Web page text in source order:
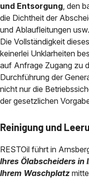
und Entsorgung, den
die Dichtheit der
und Ablaufleitungen
Die Vollständigkeit
keinerlei Unklarheiten
auf Anfrage Zugang zu
Durchführung der
nicht nur die
der gesetzlichen
Reinigung und
RESTOil führt in
Ihres Ölabscheiders in
Ihrem Waschplatz